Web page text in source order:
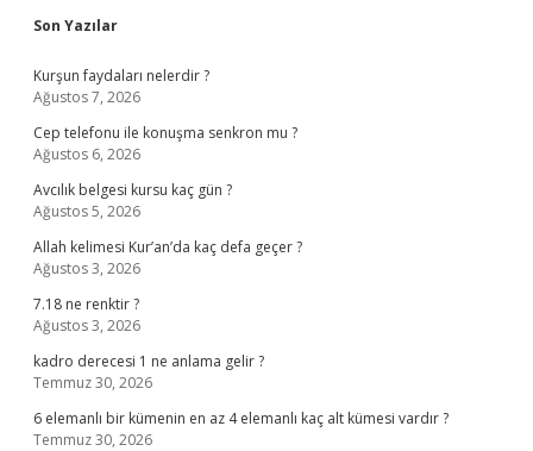
Sidebar
Son Yazılar
Kurşun faydaları nelerdir ?
Ağustos 7, 2026
Cep telefonu ile konuşma senkron mu ?
Ağustos 6, 2026
Avcılık belgesi kursu kaç gün ?
Ağustos 5, 2026
Allah kelimesi Kur’an’da kaç defa geçer ?
Ağustos 3, 2026
7.18 ne renktir ?
Ağustos 3, 2026
kadro derecesi 1 ne anlama gelir ?
Temmuz 30, 2026
6 elemanlı bir kümenin en az 4 elemanlı kaç alt kümesi vardır ?
Temmuz 30, 2026